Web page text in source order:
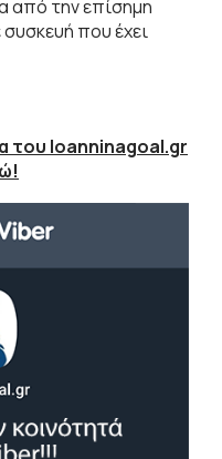
από την επίσημη
που έχει
του Ioanninagoal.gr